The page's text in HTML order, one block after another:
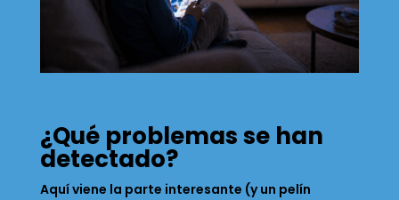
¿Qué problemas se han
detectado?
Aquí viene la parte interesante (y un pelín